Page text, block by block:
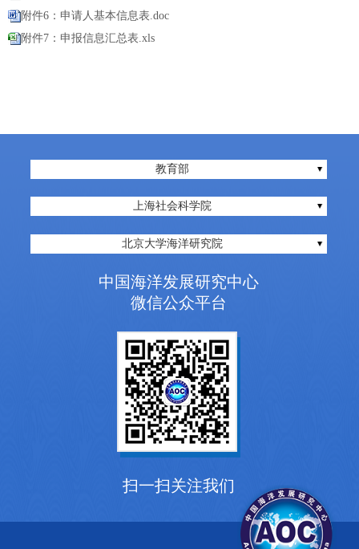
附件6：申请人基本信息表.doc
附件7：申报信息汇总表.xls
教育部
上海社会科学院
北京大学海洋研究院
中国海洋发展研究中心
微信公众平台
扫一扫关注我们